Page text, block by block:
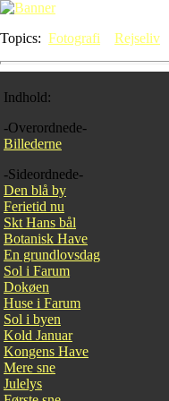
Topics: Fotografi Rejseliv
Indhold:
-Overordnede-
Billederne
-Sideordnede-
Den blå by
Ferietid nu
Skt Hans bål
Botanisk Have
En grundlovsdag
Sol i Farum
Dokøen
Huse i Farum
Sol i byen
Kold Januar
Kongens Have
Mere sne
Julelys